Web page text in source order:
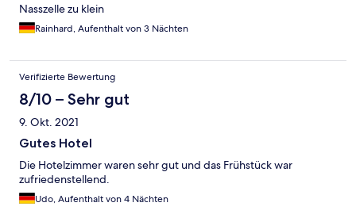
Nasszelle zu klein
Rainhard, Aufenthalt von 3 Nächten
Verifizierte Bewertung
8/10 – Sehr gut
9. Okt. 2021
Gutes Hotel
Die Hotelzimmer waren sehr gut und das Frühstück war
zufriedenstellend.
Udo, Aufenthalt von 4 Nächten